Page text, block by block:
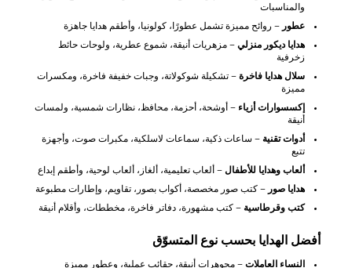
والمناسبات
عطور – روائح مميزة تشمل عطورًا، كولونيا، وأطقم هدايا جاهزة
هدايا ديكور منزلي – مزهريات أنيقة، شموع عطرية، ولوحات حائط
زخرفية
سلال هدايا فاخرة – تشكيلة شوكولاتة، وجبات خفيفة فاخرة، ومكسرات
مميزة
إكسسوارات أزياء – أوشحة، أحزمة، محافظ، نظارات شمسية، ولمسات
أنيقة
أدوات تقنية – ساعات ذكية، سماعات لاسلكية، مكبرات صوت، وأجهزة
تتبع
ألعاب وهدايا للأطفال – ألعاب تعليمية، ألغاز، ألعاب لوحية، وأطقم إبداع
هدايا صور – كتب صور مخصصة، أكواب بصور، تقاويم، وإطارات مطبوعة
كتب وقرطاسية – كتب مشهورة، دفاتر فاخرة، مخططات، وأقلام أنيقة
أفضل الهدايا بحسب نوع المتسوّق
النساء العاملات – مجوهرات أنيقة، حقائب عملية، وعطور مميزة